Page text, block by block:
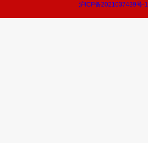
沪ICP备2021037439号-1